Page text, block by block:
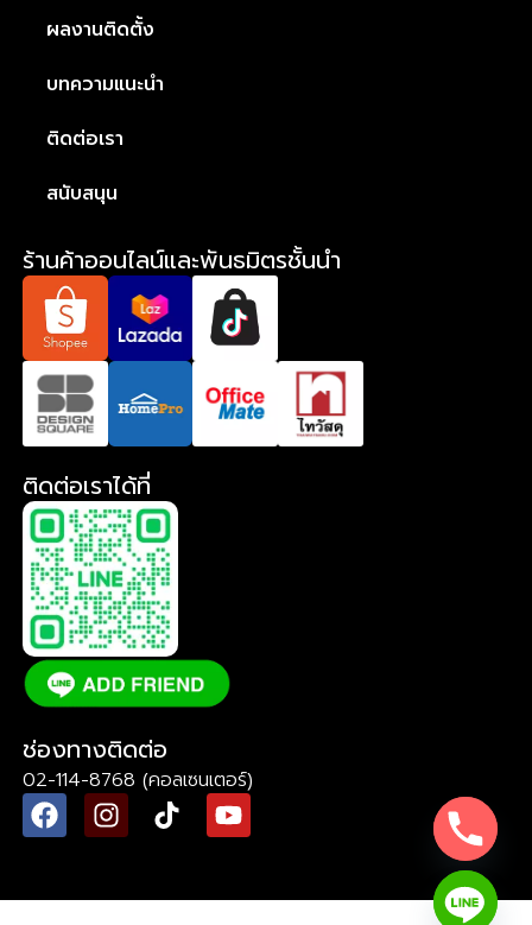
ผลงานติดตั้ง
บทความแนะนำ
ติดต่อเรา
สนับสนุน
ร้านค้าออนไลน์และพันธมิตรชั้นนำ
ติดต่อเราได้ที่
ช่องทางติดต่อ
02-114-8768 (คอลเซนเตอร์)